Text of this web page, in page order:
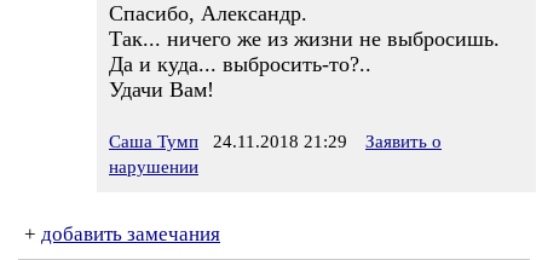
Спасибо, Александр.
Так... ничего же из жизни не выбросишь.
Да и куда... выбросить-то?..
Удачи Вам!
Саша Тумп 24.11.2018 21:29
Заявить о
нарушении
+ добавить замечания